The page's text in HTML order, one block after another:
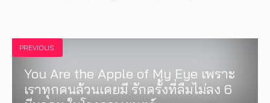
PREVIOUS
You Are the Apple of My Eye เพราะ
เราทุกคนล้วนเคยมี รักครั้งที่ลืมไม่ลง 6